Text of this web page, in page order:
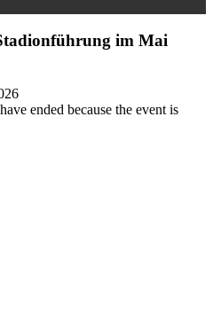
im Mai
ended because the event is